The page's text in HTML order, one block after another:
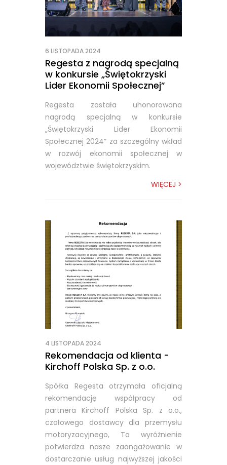
6 LISTOPADA 2024
Regesta z nagrodą specjalną
w konkursie „Świętokrzyski
Lider Ekonomii Społecznej”
Regesta została uhonorowana
nagrodą specjalną w konkursie
„Świętokrzyski Lider Ekonomii
Społecznej 2024” za szczególny wkład
w rozwój ekonomii społecznej w
województwie świętokrzyskim.
WIĘCEJ >
4 LISTOPADA 2024
Rekomendacja od klienta -
Kirchoff Polska Sp. z o.o.
Spółka Regesta otrzymała oficjalną
rekomendację współpracy od
partnera Kirchoff Polska Sp. z o.o.,
czołowego dostawcy dla przemysłu
motoryzacyjnego, To wyróżnienie
potwierdza nasze zaangażowanie w
dostarczanie usług najwyższej jakości